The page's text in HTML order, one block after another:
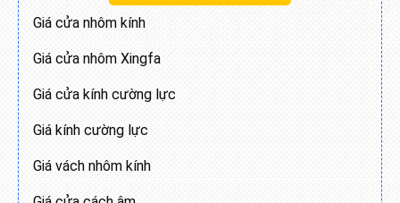
Giá cửa nhôm kính
Giá cửa nhôm Xingfa
Giá cửa kính cường lực
Giá kính cường lực
Giá vách nhôm kính